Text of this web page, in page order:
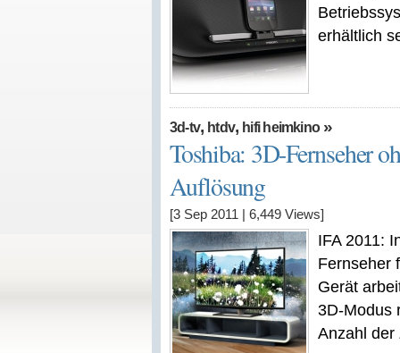
erhältlich
3d-tv, htdv, hifi heimkino»
Toshiba: 3D-Fernseher
Auflösung
[3 Sep 2011 6,449 Views]
IFA 2011:
Fernseher
Gerät
3D-Modus
Anzahl der